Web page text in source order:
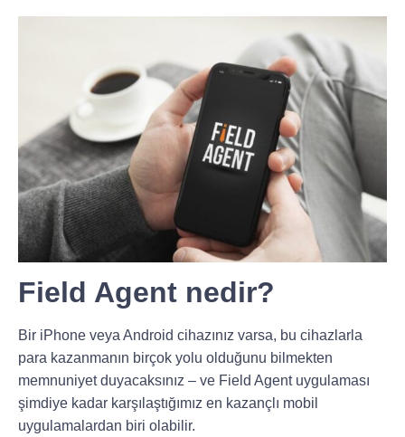
Field Agent nedir?
Bir iPhone veya Android cihazınız varsa, bu cihazlarla
para kazanmanın birçok yolu olduğunu bilmekten
memnuniyet duyacaksınız – ve Field Agent uygulaması
şimdiye kadar karşılaştığımız en kazançlı mobil
uygulamalardan biri olabilir.